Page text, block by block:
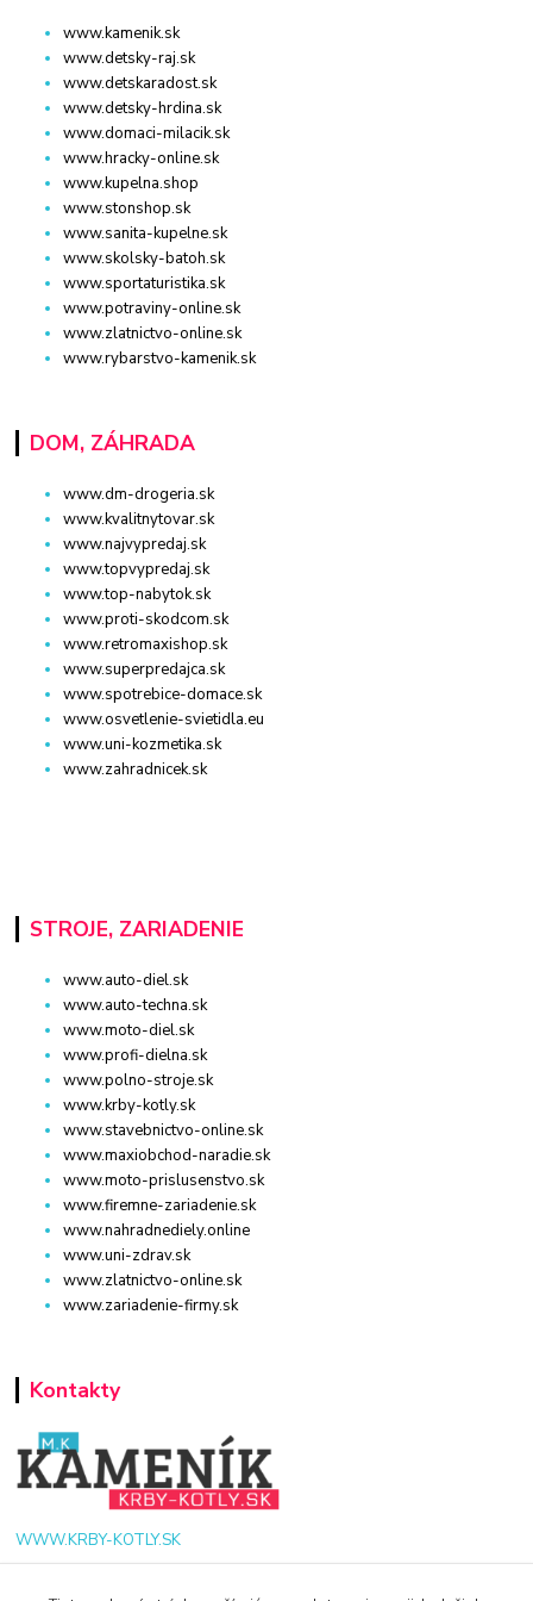
www.kamenik.sk
www.detsky-raj.sk
www.detskaradost.sk
www.detsky-hrdina.sk
www.domaci-milacik.sk
www.hracky-online.sk
www.kupelna.shop
www.stonshop.sk
www.sanita-kupelne.sk
www.skolsky-batoh.sk
www.sportaturistika.sk
www.potraviny-online.sk
www.zlatnictvo-online.sk
www.rybarstvo-kamenik.sk
DOM, ZÁHRADA
www.dm-drogeria.sk
www.kvalitnytovar.sk
www.najvypredaj.sk
www.topvypredaj.sk
www.top-nabytok.sk
www.proti-skodcom.sk
www.retromaxishop.sk
www.superpredajca.sk
www.spotrebice-domace.sk
www.osvetlenie-svietidla.eu
www.uni-kozmetika.sk
www.zahradnicek.sk
STROJE, ZARIADENIE
www.auto-diel.sk
www.auto-techna.sk
www.moto-diel.sk
www.profi-dielna.sk
www.polno-stroje.sk
www.krby-kotly.sk
www.stavebnictvo-online.sk
www.maxiobchod-naradie.sk
www.moto-prislusenstvo.sk
www.firemne-zariadenie.sk
www.nahradnediely.online
www.uni-zdrav.sk
www.zlatnictvo-online.sk
www.zariadenie-firmy.sk
Kontakty
WWW.KRBY-KOTLY.SK